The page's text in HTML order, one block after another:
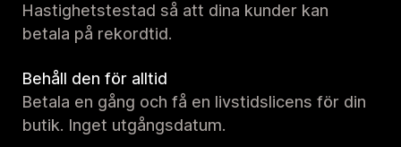
Hastighetstestad så att dina kunder kan
betala på rekordtid.
Behåll den för alltid
Betala en gång och få en livstidslicens för din
butik. Inget utgångsdatum.